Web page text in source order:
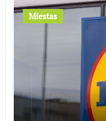
Miestas